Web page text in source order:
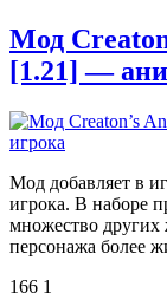
Мод
[1.21] —
Мод добавляет в
игрока. В наборе
множество других
персонажа более
166 1